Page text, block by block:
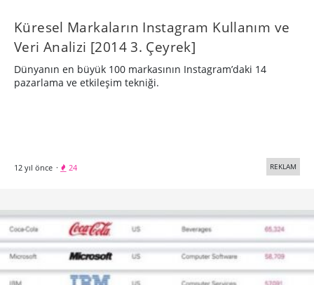
Küresel Markaların Instagram Kullanım ve
Veri Analizi [2014 3. Çeyrek]
Dünyanın en büyük 100 markasının Instagram’daki 14
pazarlama ve etkileşim tekniği.
12 yıl önce · 24 REKLAM